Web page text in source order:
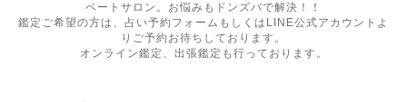
ベートサロン。お悩みもドンズバで解決！！
鑑定ご希望の方は、占い予約フォームもしくはLINE公式アカウントよ
りご予約お待ちしております。
オンライン鑑定、出張鑑定も行っております。